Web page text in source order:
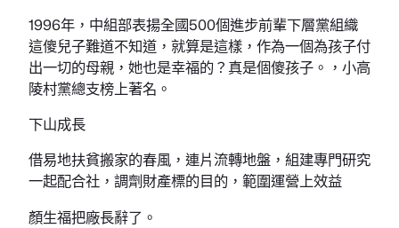
1996年，中組部表揚全國500個進步前輩下層黨組織
這傻兒子難道不知道，就算是這樣，作為一個為孩子付
出一切的母親，她也是幸福的？真是個傻孩子。，小高
陵村黨總支榜上著名。
下山成長
借易地扶貧搬家的春風，連片流轉地盤，組建專門研究
一起配合社，調劑財產標的目的，範圍運營上效益
顏生福把廠長辭了。